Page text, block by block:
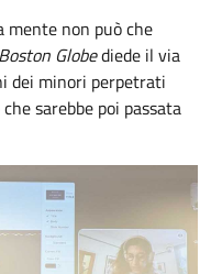
mente non può che
Globediede il via
dei minori perpetrati
sarebbe poi passata